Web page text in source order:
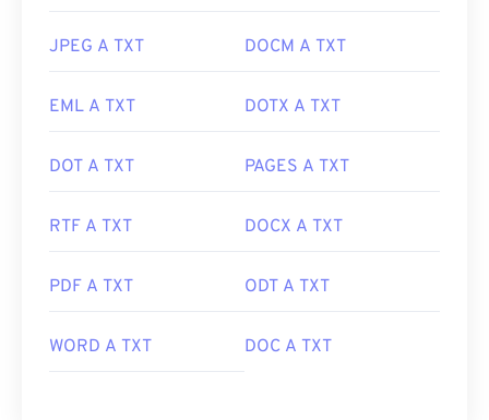
JPEG A TXT DOCM A TXT
EML A TXT DOTX A TXT
DOT A TXT PAGES A TXT
RTF A TXT DOCX A TXT
PDF A TXT ODT A TXT
WORD A TXT DOC A TXT